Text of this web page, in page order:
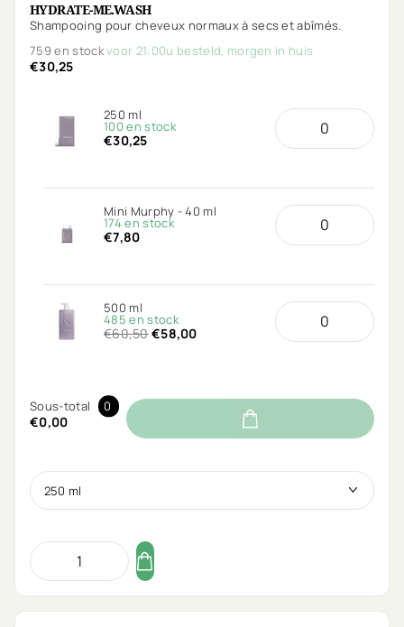
HYDRATE-ME.WASH
Shampooing pour cheveux normaux à secs et abîmés.
759 en stockvoor 21:00u besteld, morgen in huis
€30,25
250 ml
100 en stock
€30,25
Mini Murphy - 40 ml
174 en stock
€7,80
500 ml
485 en stock
€60,50€58,00
Sous-total 0
€0,00